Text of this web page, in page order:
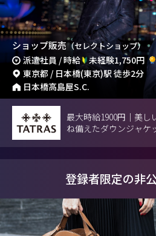
ショップ販売（セレクトショップ）
派遣社員 / 時給 未経験1,750円
東京都 / 日本橋(東京)駅 徒歩2分
日本橋高島屋S.C.
最大時給1900円｜美
ね備えたダウンジャケ
登録者限定の非